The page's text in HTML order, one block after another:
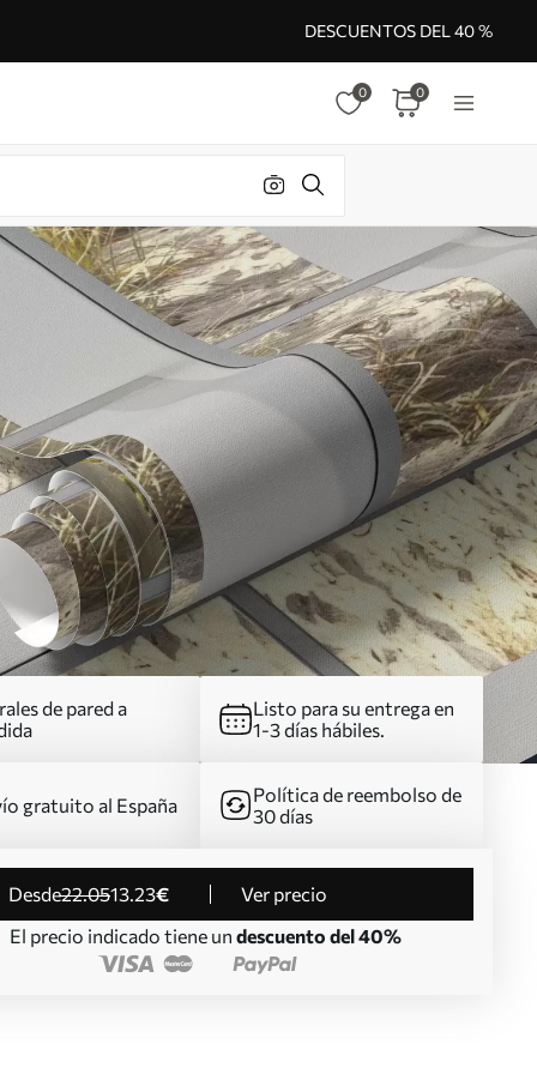
DESCUENTOS DEL 40 %
0 0
de pared a
Listo para su entrega en
1-3 días hábiles.
gratuito al España
Política de reembolso de
30 días
desde22.0513.23€
Ver precio
El precio indicado tiene un descuento del 40%